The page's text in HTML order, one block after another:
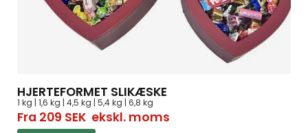
HJERTEFORMET SLIKÆSKE
1 kg | 1,6 kg | 4,5 kg | 5,4 kg | 6,8 kg
Fra 209 SEKekskl. moms